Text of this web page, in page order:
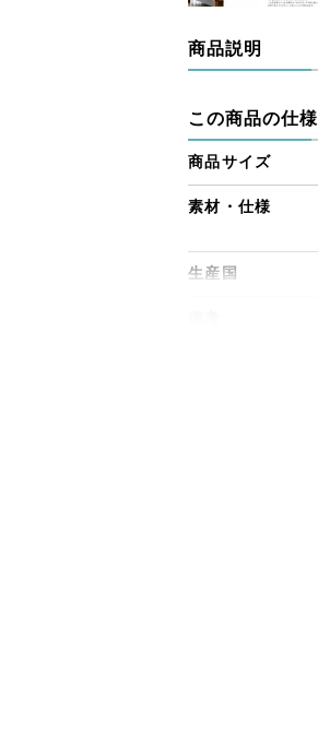
商品説明
この商品の仕様
商品サイズ
素材・仕様
生産国